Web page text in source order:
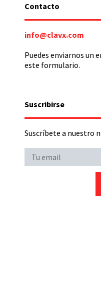
Contacto
info@clavx.com
Puedes enviarnos un
este formulario.
Suscribirse
Suscríbete a nuestro